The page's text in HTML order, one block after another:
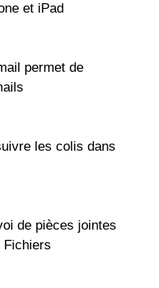
et iPad
permet de
les colis dans
de pièces jointes
Fichiers